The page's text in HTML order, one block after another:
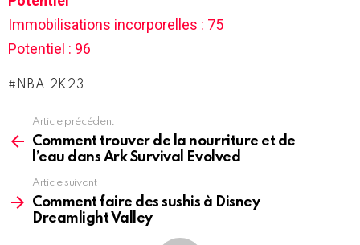
Immobilisations incorporelles : 75
Potentiel : 96
NBA 2K23
more
Article précédent
Comment trouver de la nourriture et de
l’eau dans Ark Survival Evolved
Article suivant
Comment faire des sushis à Disney
Dreamlight Valley